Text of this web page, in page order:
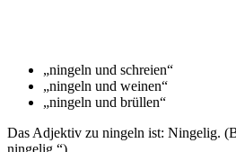
„ningeln und schreien“
„ningeln und weinen“
„ningeln und brüllen“
Das Adjektiv zu ningeln ist: Ningelig.
ningelig.“)